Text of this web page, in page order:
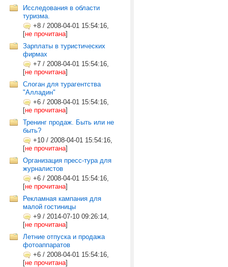
Исследования в области
туризма.
+8 / 2008-04-01 15:54:16,
[не прочитана]
Зарплаты в туристических
фирмах
+7 / 2008-04-01 15:54:16,
[не прочитана]
Слоган для турагентства
"Алладин"
+6 / 2008-04-01 15:54:16,
[не прочитана]
Тренинг продаж. Быть или не
быть?
+10 / 2008-04-01 15:54:16,
[не прочитана]
Организация пресс-тура для
журналистов
+6 / 2008-04-01 15:54:16,
[не прочитана]
Рекламная кампания для
малой гостиницы
+9 / 2014-07-10 09:26:14,
[не прочитана]
Летние отпуска и продажа
фотоаппаратов
+6 / 2008-04-01 15:54:16,
[не прочитана]